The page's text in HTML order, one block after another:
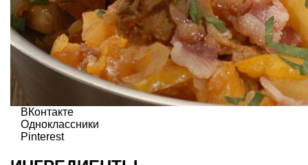
ВКонтакте
Одноклассники
Pinterest